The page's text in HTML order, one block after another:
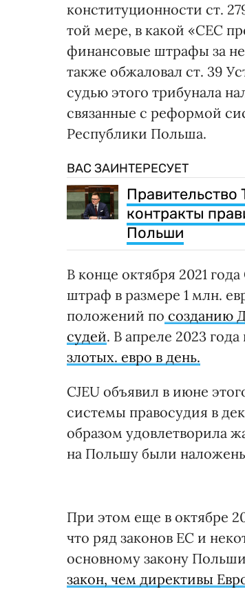
конституционности ст.
той мере, в какой «СЕС
финансовые штрафы за
также обжаловал ст. 39
судью этого трибунала
связанные с реформой
Республики Польша.
ВАС ЗАИНТЕРЕСУЕТ
Правительство
контракты
Польши
В конце октября 2021
штраф в размере 1 млн.
положений по созданию
судей. В апреле 2023
злотых. евро в день.
CJEU объявил в июне
системы правосудия в
образом удовлетворила
на Польшу были
При этом еще в октябре
что ряд законов ЕС и
основному закону
закон, чем директивы